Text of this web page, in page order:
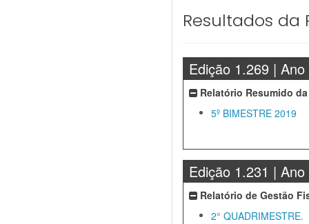
Resultados da
Edição 1.269 | Ano
Relatório Resumido
5º BIMESTRE 2019
Edição 1.231 | Ano
Relatório de Gestão
2° QUADRIMESTRE.